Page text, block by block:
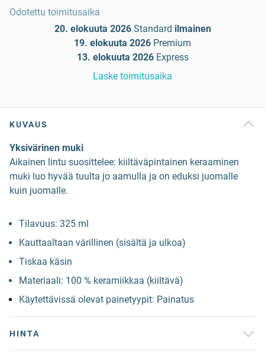
Odotettu toimitusaika
20. elokuuta 2026 Standard ilmainen
19. elokuuta 2026 Premium
13. elokuuta 2026 Express
Laske toimitusaika
KUVAUS
Yksivärinen muki
Aikainen lintu suosittelee: kiiltäväpintainen keraaminen
muki luo hyvää tuulta jo aamulla ja on eduksi juomalle
kuin juomalle.
Tilavuus: 325 ml
Kauttaaltaan värillinen (sisältä ja ulkoa)
Tiskaa käsin
Materiaali: 100 % keramiikkaa (kiiltävä)
Käytettävissä olevat painetyypit: Painatus
HINTA